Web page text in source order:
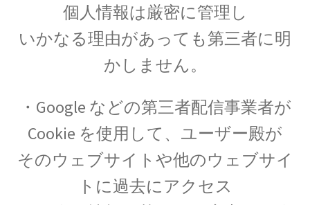
ベンジャミンフランクリンからファインマン他
【兵器を発案し円周率を推定（幾何
学的考察）した多彩な人】
個人情報は厳密に管理し
いかなる理由があっても第三者に明
かしません。
・Google などの第三者配信事業者が
Cookie を使用して、ユーザー殿が
そのウェブサイトや他のウェブサイ
トに過去にアクセス